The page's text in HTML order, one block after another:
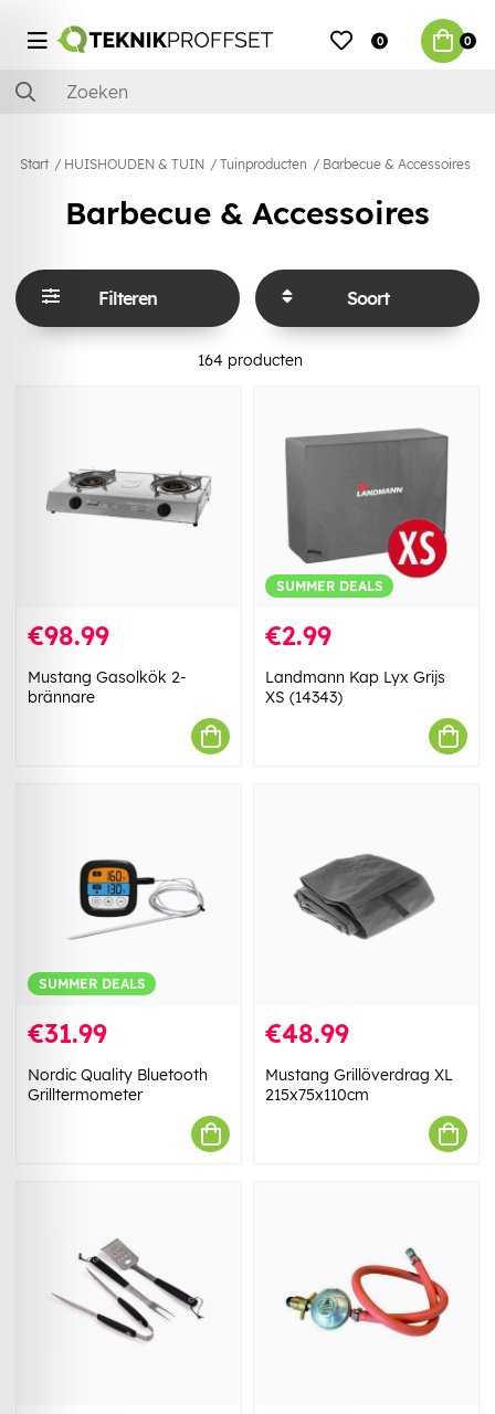
0 0
Start HUISHOUDEN & TUIN Tuinproducten Barbecue & Accessoires
Barbecue & Accessoires
Filteren Soort
164 producten
€98.99
Mustang Gasolkök 2-
brännare
SUMMER DEALS
€2.99
Landmann Kap Lyx Grijs
XS (14343)
SUMMER DEALS
€31.99
Nordic Quality Bluetooth
Grilltermometer
€48.99
Mustang Grillöverdrag XL
215x75x110cm